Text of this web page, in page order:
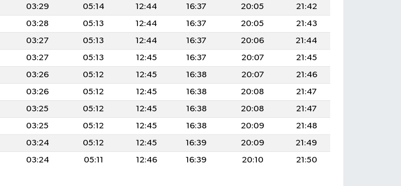
03:29 05:14 12:44 16:37 20:05
21:42
03:28 05:13 12:44 16:37 20:05
21:43
03:27 05:13 12:44 16:37 20:06
21:44
03:27 05:13 12:45 16:37 20:07
21:45
03:26 05:12 12:45 16:38 20:07
21:46
03:26 05:12 12:45 16:38 20:08
21:47
03:25 05:12 12:45 16:38 20:08
21:47
03:25 05:12 12:45 16:38 20:09
21:48
03:24 05:12 12:45 16:39 20:09
21:49
03:24 05:11 12:46 16:39 20:10 21:50